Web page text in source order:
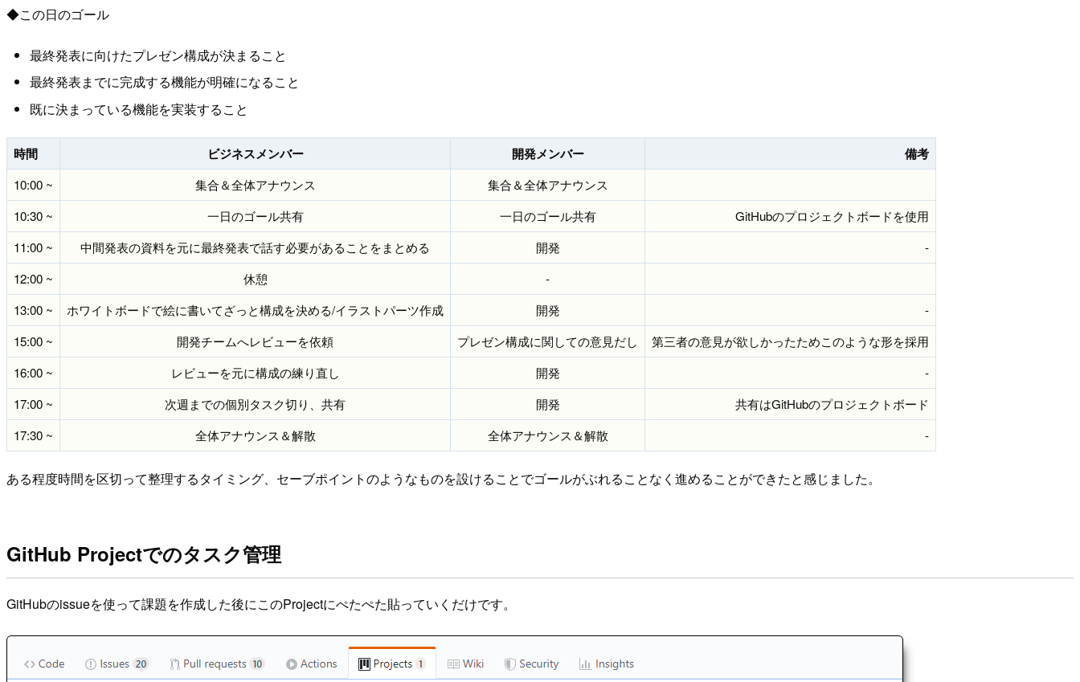
◆この日のゴール
最終発表に向けたプレゼン構成が決まること
最終発表までに完成する機能が明確になること
既に決まっている機能を実装すること
時間 ビジネスメンバー 開発メンバー 備考
10:00 ~ 集合＆全体アナウンス
集合＆全体アナウンス
10:30 ~
一日のゴール共有 一日のゴール共有
GitHubのプロジェクトボードを使用
11:00 ~
中間発表の資料を元に最終発表で話す必要があることをまとめる 開発
-
12:00 ~
休憩
-
13:00 ~
ホワイトボードで絵に書いてざっと構成を決める/イラストパーツ作成 開発
-
15:00 ~
開発チームへレビューを依頼 プレゼン構成に関しての意見だし
第三者の意見が欲しかったためこのような形を採用
16:00 ~
レビューを元に構成の練り直し 開発
-
17:00 ~
次週までの個別タスク切り、共有 開発
共有はGitHubのプロジェクトボード
17:30 ~
全体アナウンス＆解散 全体アナウンス＆解散 -
ある程度時間を区切って整理するタイミング、セーブポイントのようなものを設けることでゴールがぶれることなく進めることができたと感じました。
GitHub Projectでのタスク管理
GitHubのissueを使って課題を作成した後にこのProjectにぺたぺた貼っていくだけです。